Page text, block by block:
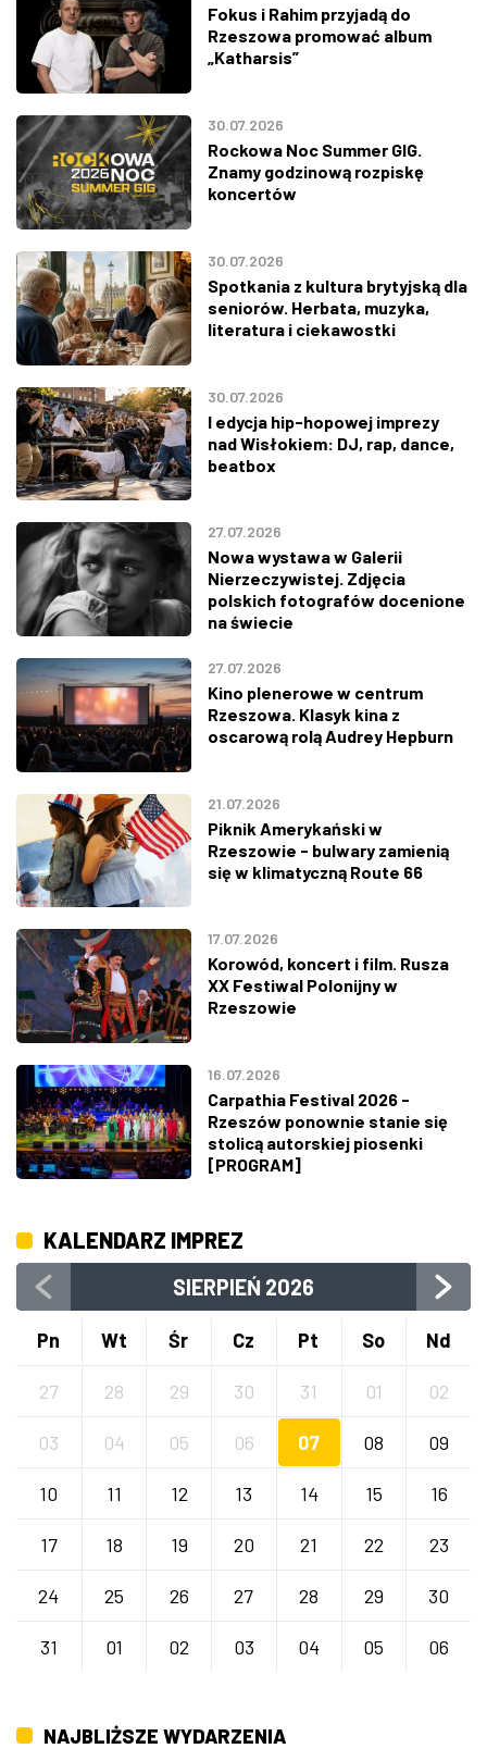
Fokus i Rahim przyjadą do
Rzeszowa promować album
„Katharsis”
30.07.2026
Rockowa Noc Summer GIG.
Znamy godzinową rozpiskę
koncertów
30.07.2026
Spotkania z kultura brytyjską dla
seniorów. Herbata, muzyka,
literatura i ciekawostki
30.07.2026
I edycja hip-hopowej imprezy
nad Wisłokiem: DJ, rap, dance,
beatbox
27.07.2026
Nowa wystawa w Galerii
Nierzeczywistej. Zdjęcia
polskich fotografów docenione
na świecie
27.07.2026
Kino plenerowe w centrum
Rzeszowa. Klasyk kina z
oscarową rolą Audrey Hepburn
21.07.2026
Piknik Amerykański w
Rzeszowie - bulwary zamienią
się w klimatyczną Route 66
17.07.2026
Korowód, koncert i film. Rusza
XX Festiwal Polonijny w
Rzeszowie
16.07.2026
Carpathia Festival 2026 -
Rzeszów ponownie stanie się
stolicą autorskiej piosenki
[PROGRAM]
KALENDARZ IMPREZ
SIERPIEŃ 2026
Pn Wt Śr Cz Pt So Nd
27 28 29 30 31 01 02
03 04 05 06 07 08 09
10 11 12 13 14 15 16
17 18 19 20 21 22 23
24 25 26 27 28 29 30
31 01 02 03 04 05 06
NAJBLIŻSZE WYDARZENIA